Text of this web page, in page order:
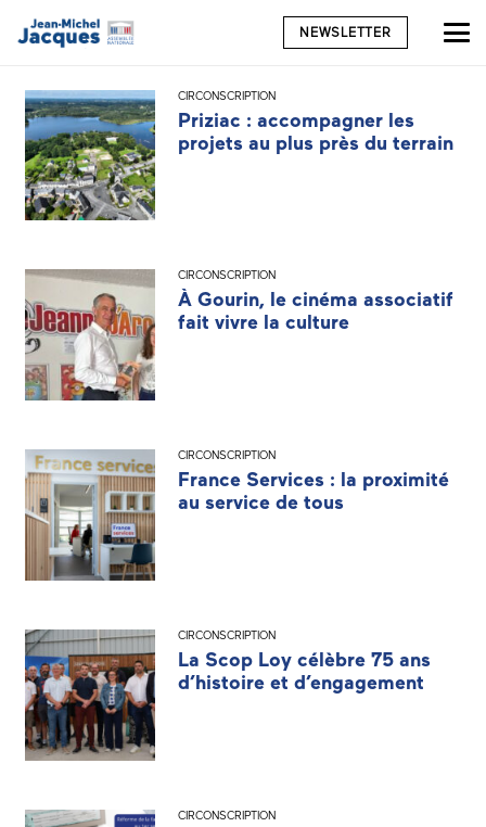
NEWSLETTER
CIRCONSCRIPTION
Priziac : accompagner les
projets au plus près du terrain
CIRCONSCRIPTION
À Gourin, le cinéma associatif
fait vivre la culture
CIRCONSCRIPTION
France Services : la proximité
au service de tous
CIRCONSCRIPTION
La Scop Loy célèbre 75 ans
d’histoire et d’engagement
CIRCONSCRIPTION